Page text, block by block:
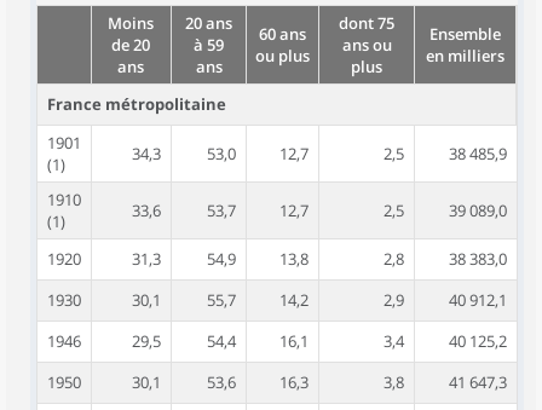
Moins
de 20
ans
20 ans
à 59
ans
60 ans
ou plus
dont 75
ans ou
plus
Ensemble
en milliers
France métropolitaine
1901
(1)
34,3 53,0 12,7 2,5 38 485,9
1910
(1)
33,6 53,7 12,7 2,5 39 089,0
1920 31,3 54,9 13,8 2,8
38 383,0
1930
30,1 55,7 14,2 2,9
40 912,1
1946
29,5 54,4 16,1 3,4
40 125,2
1950
30,1 53,6 16,3 3,8
41 647,3